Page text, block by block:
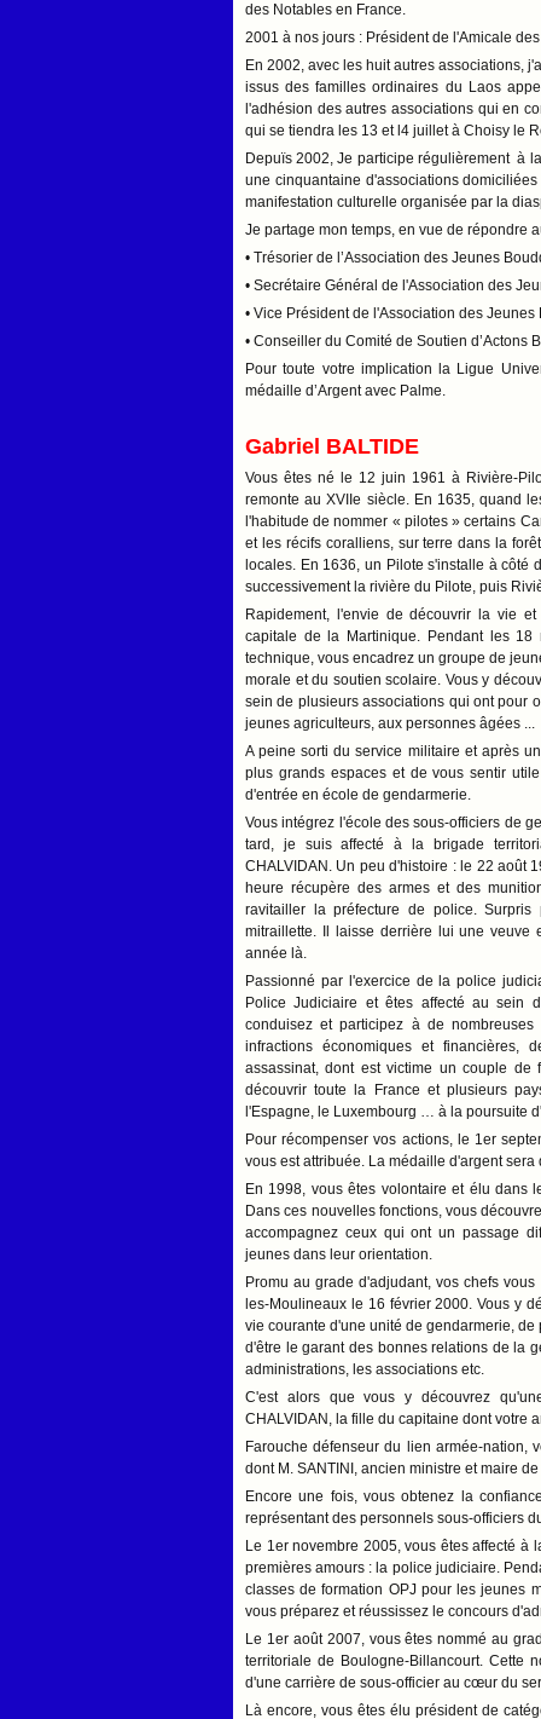
des Notables en France.
2001 à nos jours : Président de l'Amicale
En 2002, avec les huit autres associations,
issus des familles ordinaires du Laos
l'adhésion des autres associations qui en
qui se tiendra les 13 et l4 juillet à Choisy le
Depuïs 2002, Je participe régulièrement à
une cinquantaine d'associations
manifestation culturelle organisée par la
Je partage mon temps, en vue de répondre
• Trésorier de l’Association des Jeunes
• Secrétaire Général de l'Association des
• Vice Président de l'Association des
• Conseiller du Comité de Soutien d’Actons
Pour toute votre implication la Ligue
médaille d’Argent avec Palme.
Gabriel BALTIDE
Vous êtes né le 12 juin 1961 à Rivière-
remonte au XVIIe siècle. En 1635, quand
l'habitude de nommer « pilotes » certains
et les récifs coralliens, sur terre dans la
locales. En 1636, un Pilote s'installe à
successivement la rivière du Pilote, puis
Rapidement, l'envie de découvrir la vie
capitale de la Martinique. Pendant les
technique, vous encadrez un groupe de
morale et du soutien scolaire. Vous y
sein de plusieurs associations qui ont pour
jeunes agriculteurs, aux personnes âgées ...
A peine sorti du service militaire et après
plus grands espaces et de vous sentir
d'entrée en école de gendarmerie.
Vous intégrez l'école des sous-officiers de
tard, je suis affecté à la brigade
CHALVIDAN. Un peu d'histoire : le 22 août
heure récupère des armes et des
ravitailler la préfecture de police.
mitraillette. Il laisse derrière lui une veuve
année là.
Passionné par l'exercice de la police
Police Judiciaire et êtes affecté au sein
conduisez et participez à de
infractions économiques et financières,
assassinat, dont est victime un couple de
découvrir toute la France et plusieurs
l'Espagne, le Luxembourg … à la poursuite
Pour récompenser vos actions, le 1er
vous est attribuée. La médaille d'argent
En 1998, vous êtes volontaire et élu dans
Dans ces nouvelles fonctions, vous
accompagnez ceux qui ont un passage
jeunes dans leur orientation.
Promu au grade d'adjudant, vos chefs
les-Moulineaux le 16 février 2000. Vous y
vie courante d'une unité de gendarmerie,
d'être le garant des bonnes relations de la
administrations, les associations etc.
C'est alors que vous y découvrez
CHALVIDAN, la fille du capitaine dont votre
Farouche défenseur du lien armée-nation,
dont M. SANTINI, ancien ministre et maire
Encore une fois, vous obtenez la
représentant des personnels sous-officiers
Le 1er novembre 2005, vous êtes affecté à
premières amours : la police judiciaire.
classes de formation OPJ pour les jeunes
vous préparez et réussissez le concours
Le 1er août 2007, vous êtes nommé au
territoriale de Boulogne-Billancourt. Cette
d'une carrière de sous-officier au cœur du
Là encore, vous êtes élu président de